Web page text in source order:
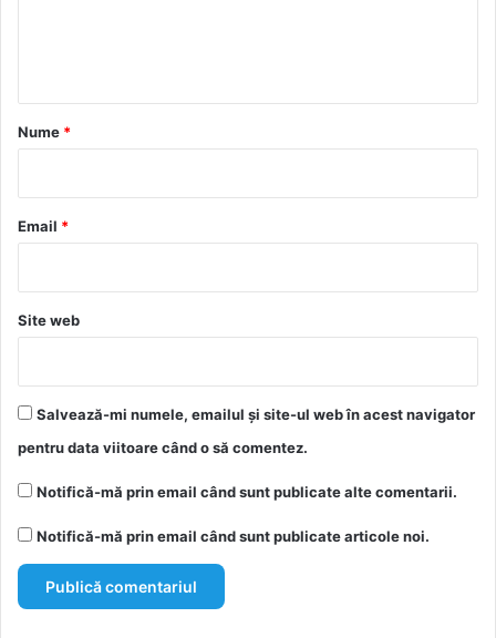
r
*
Nume *
Email *
Site web
Salvează-mi numele, emailul și site-ul web în acest navigator
pentru data viitoare când o să comentez.
Notifică-mă prin email când sunt publicate alte comentarii.
Notifică-mă prin email când sunt publicate articole noi.